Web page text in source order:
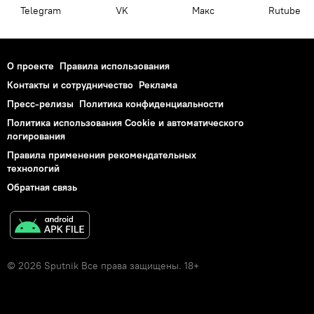
Telegram VK Макс Rutube
О проекте Правила использования
Контакты и сотрудничество Реклама
Пресс-релизы Политика конфиденциальности
Политика использования Cookie и автоматического
логирования
Правила применения рекомендательных
технологий
Обратная связь
© 2026 Sputnik Все права защищены. 18+